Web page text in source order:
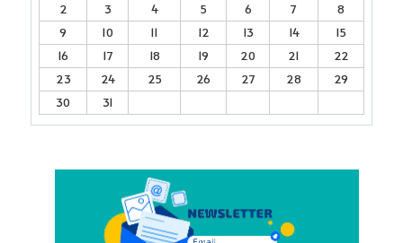
2
3 4 5 6 7
8
9
10 11 12 13 14
15
16
17 18 19 20 21
22
23
24 25 26 27 28
29
30
31